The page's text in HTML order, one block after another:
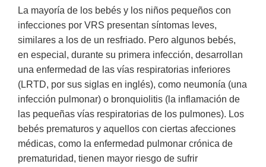
La mayoría de los bebés y los niños pequeños con
infecciones por VRS presentan síntomas leves,
similares a los de un resfriado. Pero algunos bebés,
en especial, durante su primera infección, desarrollan
una enfermedad de las vías respiratorias inferiores
(LRTD, por sus siglas en inglés), como neumonía (una
infección pulmonar) o bronquiolitis (la inflamación de
las pequeñas vías respiratorias de los pulmones). Los
bebés prematuros y aquellos con ciertas afecciones
médicas, como la enfermedad pulmonar crónica de
prematuridad, tienen mayor riesgo de sufrir